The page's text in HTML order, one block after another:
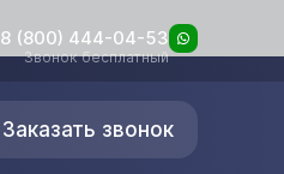
8 (800) 444-04-53
Звонок бесплатный
Заказать звонок